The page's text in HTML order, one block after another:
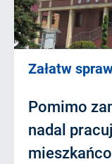
Załatw
Pomimo
nadal